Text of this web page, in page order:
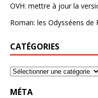
OVH: mettre à jour la
Roman: les Odysséens de
CATÉGORIES
MÉTA